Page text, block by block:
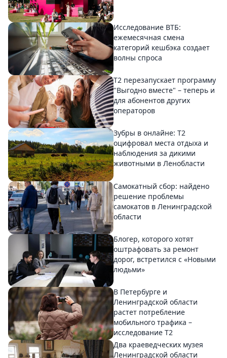
Исследование ВТБ:
ежемесячная смена
категорий кешбэка создает
волны спроса
Т2 перезапускает программу
"Выгодно вместе" – теперь и
для абонентов других
операторов
Зубры в онлайне: Т2
оцифровал места отдыха и
наблюдения за дикими
животными в Ленобласти
Самокатный сбор: найдено
решение проблемы
самокатов в Ленинградской
области
Блогер, которого хотят
оштрафовать за ремонт
дорог, встретился с «Новыми
людьми»
В Петербурге и
Ленинградской области
растет потребление
мобильного трафика –
исследование T2
Два краеведческих музея
Ленинградской области